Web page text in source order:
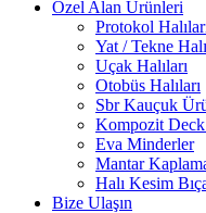
Özel Alan Ürünleri
Protokol
Yat / Tekne
Uçak Halıları
Otobüs Halıları
Sbr Kauçuk
Kompozit
Eva Minderler
Mantar
Halı Kesim
Bize Ulaşın